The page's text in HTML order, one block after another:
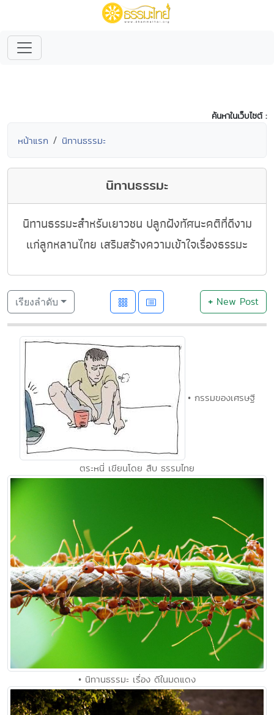
ค้นหาในเว็บไซต์ :
หน้าแรก นิทานธรรมะ
นิทานธรรมะ
นิทานธรรมะสำหรับเยาวชน ปลูกฝังทัศนะคติที่ดีงาม
แก่ลูกหลานไทย เสริมสร้างความเข้าใจเรื่องธรรมะ
เรียงลำดับ +New Post
• กรรมของเศรษฐี
ตระหนี่ เขียนโดย สืบ ธรรมไทย
• นิทานธรรมะ เรื่อง ดีในมดแดง